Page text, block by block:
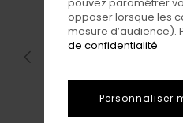
opposer lorsque les
mesure d’audience).
de confidentialité
Personnaliser